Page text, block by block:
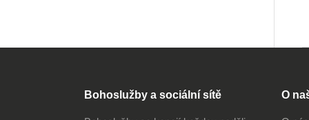
Bohoslužby a sociální sítě O